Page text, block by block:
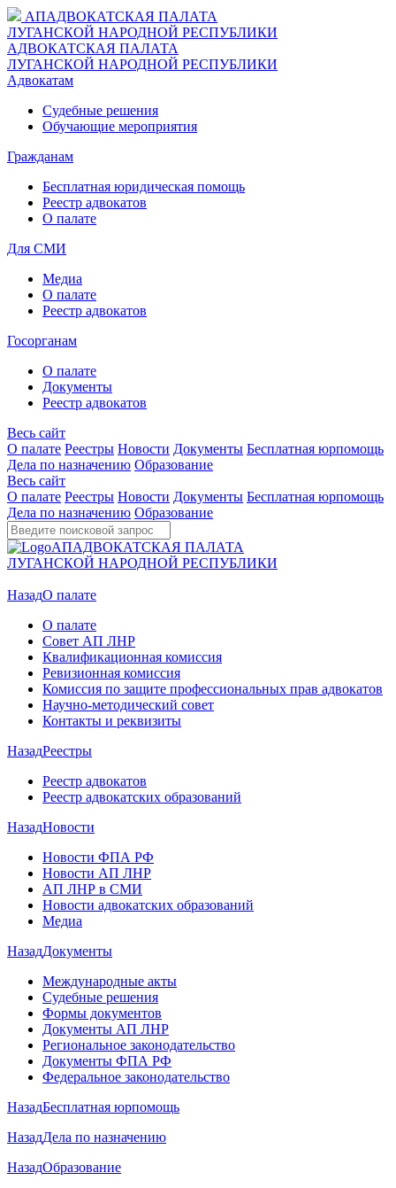
АПАДВОКАТСКАЯ ПАЛАТА
ЛУГАНСКОЙ НАРОДНОЙ РЕСПУБЛИКИ
АДВОКАТСКАЯ ПАЛАТА
ЛУГАНСКОЙ НАРОДНОЙ РЕСПУБЛИКИ
Адвокатам
Судебные решения
Обучающие мероприятия
Гражданам
Бесплатная юридическая помощь
Реестр адвокатов
О палате
Для СМИ
Медиа
О палате
Реестр адвокатов
Госорганам
О палате
Документы
Реестр адвокатов
Весь сайт
О палате Реестры Новости Документы Бесплатная юрпомощь
Дела по назначению Образование
Весь сайт
О палате Реестры Новости Документы Бесплатная юрпомощь
Дела по назначению Образование
АПАДВОКАТСКАЯ ПАЛАТА
ЛУГАНСКОЙ НАРОДНОЙ РЕСПУБЛИКИ
НазадО палате
О палате
Совет АП ЛНР
Квалификационная комиссия
Ревизионная комиссия
Комиссия по защите профессиональных прав адвокатов
Научно-методический совет
Контакты и реквизиты
НазадРеестры
Реестр адвокатов
Реестр адвокатских образований
НазадНовости
Новости ФПА РФ
Новости АП ЛНР
АП ЛНР в СМИ
Новости адвокатских образований
Медиа
НазадДокументы
Международные акты
Судебные решения
Формы документов
Документы АП ЛНР
Региональное законодательство
Документы ФПА РФ
Федеральное законодательство
НазадБесплатная юрпомощь
НазадДела по назначению
НазадОбразование